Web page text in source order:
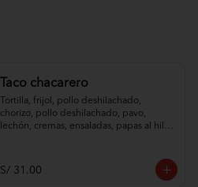
Taco chacarero
Tortilla, frijol, pollo deshilachado,
chorizo, pollo deshilachado, pavo,
lechón, cremas, ensaladas, papas al hilo
S/ 31.00